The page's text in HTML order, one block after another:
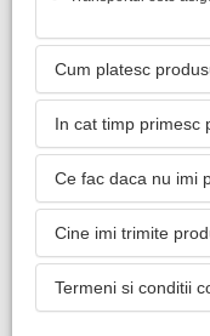
Cum platesc
In cat timp primesc
Ce fac daca nu imi
Cine imi trimite
Termeni si conditii